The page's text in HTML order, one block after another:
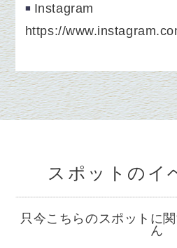
Instagram
https://
スポットのイ
只今こちらのスポットに
ん